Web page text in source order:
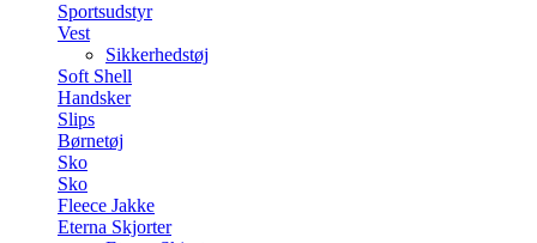
Sportsudstyr
Vest
Sikkerhedstøj
Soft Shell
Handsker
Slips
Børnetøj
Sko
Sko
Fleece Jakke
Eterna Skjorter